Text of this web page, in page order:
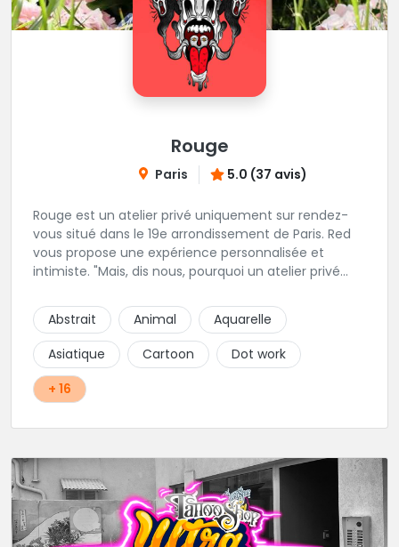
Rouge
Paris 5.0 (37 avis)
Rouge est un atelier privé uniquement sur rendez-
vous situé dans le 19e arrondissement de Paris. Red
vous propose une expérience personnalisée et
intimiste. "Mais, dis nous, pourquoi un atelier privé
qualité de service à tous les tatoué(e)s. L'intérêt est
de prendre son temps, faire les bons choix, et
toujours se donner à 1000 %. Sans oublier, une
hygiène irréprochable. La bonne humeur, l'échange,
le respect, faire un travail personnalisé et toujours de
qualité, sont les mots d'ordre dans cet atelier. " Si
Abstrait Animal
Aquarelle
Asiatique
Cartoon
Dot work
+ 16